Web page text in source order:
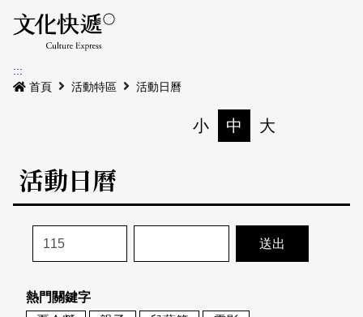
最新公告
本期專題
歷史專題
活動特區
活動列表
關於我們
:::
首頁
活動特區 活動日曆
小 中 大
活動日曆
熱門關鍵字